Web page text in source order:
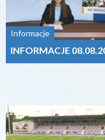
Informacje
INFORMACJE
2026-08-07